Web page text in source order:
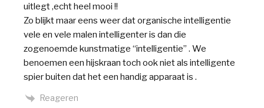
uitlegt ,echt heel mooi !!
Zo blijkt maar eens weer dat organische intelligentie
vele en vele malen intelligenter is dan die
zogenoemde kunstmatige “intelligentie” . We
benoemen een hijskraan toch ook niet als intelligente
spier buiten dat het een handig apparaat is .
Reageren